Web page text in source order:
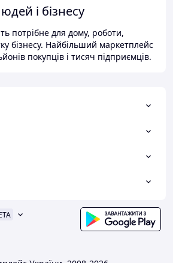
і бізнесу
потрібне для дому, роботи,
бізнесу. Найбільший маркетплейс
покупців і тисяч підприємців.